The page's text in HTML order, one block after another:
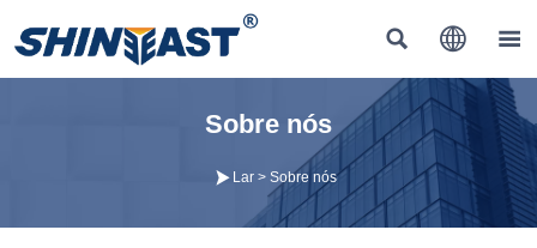
  
Sobre nós
 Lar> Sobre nós